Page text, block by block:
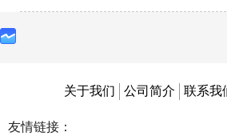
关于我们 公司简介 联系我
友情链接：